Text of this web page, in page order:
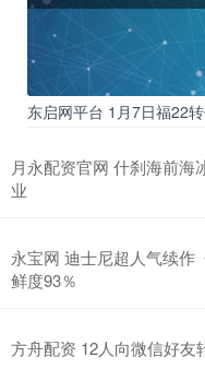
东启网平台 1月7日福22
月永配资官网 什刹海前
业
永宝网 迪士尼超人气续作
鲜度93％
方舟配资 12人向微信好友